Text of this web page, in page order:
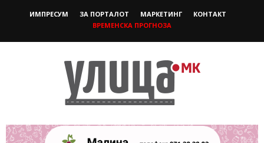
ИМПРЕСУМ ЗА ПОРТАЛОТ МАРКЕТИНГ
КОНТАКТ
ВРЕМЕНСКА ПРОГНОЗА